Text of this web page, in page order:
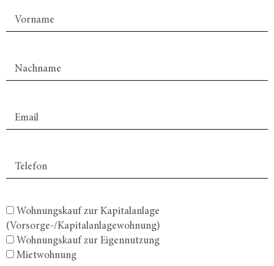
Wohnungskauf zur Kapitalanlage
(Vorsorge-/Kapitalanlagewohnung)
Wohnungskauf zur Eigennutzung
Mietwohnung